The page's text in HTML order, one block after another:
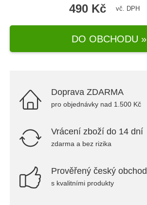
490 Kč vč. DPH
DO OBCHODU »
Doprava ZDARMA
pro objednávky nad 1.500 Kč
Vrácení zboží do 14 dní
zdarma a bez rizika
Prověřený český obchod
s kvalitními produkty